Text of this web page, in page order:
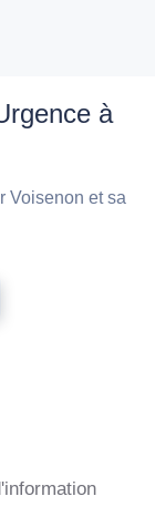
à
Voisenon et sa